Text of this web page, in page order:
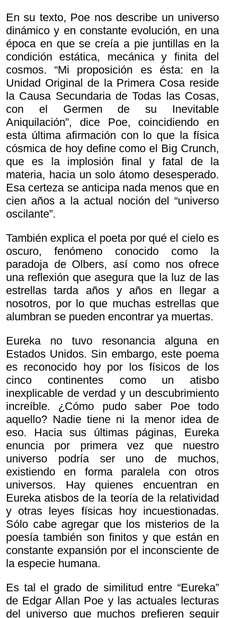
En su texto, Poe nos describe un universo
dinámico y en constante evolución, en una
época en que se creía a pie juntillas en la
condición estática, mecánica y finita del
cosmos. “Mi proposición es ésta: en la
Unidad Original de la Primera Cosa reside
la Causa Secundaria de Todas las Cosas,
con el Germen de su Inevitable
Aniquilación”, dice Poe, coincidiendo en
esta última afirmación con lo que la física
cósmica de hoy define como el Big Crunch,
que es la implosión final y fatal de la
materia, hacia un solo átomo desesperado.
Esa certeza se anticipa nada menos que en
cien años a la actual noción del “universo
oscilante”.
También explica el poeta por qué el cielo es
oscuro, fenómeno conocido como la
paradoja de Olbers, así como nos ofrece
una reflexión que asegura que la luz de las
estrellas tarda años y años en llegar a
nosotros, por lo que muchas estrellas que
alumbran se pueden encontrar ya muertas.
Eureka no tuvo resonancia alguna en
Estados Unidos. Sin embargo, este poema
es reconocido hoy por los físicos de los
cinco continentes como un atisbo
inexplicable de verdad y un descubrimiento
increíble. ¿Cómo pudo saber Poe todo
aquello? Nadie tiene ni la menor idea de
eso. Hacia sus últimas páginas, Eureka
enuncia por primera vez que nuestro
universo podría ser uno de muchos,
existiendo en forma paralela con otros
universos. Hay quienes encuentran en
Eureka atisbos de la teoría de la relatividad
y otras leyes físicas hoy incuestionadas.
Sólo cabe agregar que los misterios de la
poesía también son finitos y que están en
constante expansión por el inconsciente de
la especie humana.
Es tal el grado de similitud entre “Eureka”
de Edgar Allan Poe y las actuales lecturas
del universo que muchos prefieren seguir